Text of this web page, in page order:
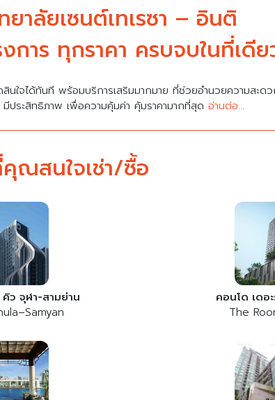
ยาลัยเซนต์เทเรซา – อินติ
าร ทุกราคา ครบจบในที่เดีย
ใจได้ทันที พร้อมบริการเสริมมากมาย ที่ช่วยอำนวยความสะด
ประสิทธิภาพ เพื่อความคุ้มค่า คุ้มราคามากที่สุด อ่านต่อ...
ณสนใจเช่า/ซื้อ
ว จุฬา-สามย่าน
คอนโด เดอ
The